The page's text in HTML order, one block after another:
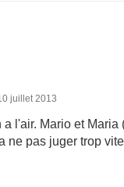
juillet 2013
l'air. Mario et
ne pas juger trop